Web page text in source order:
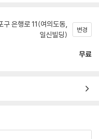
구 은행로 11(여의도동,
일신빌딩)
변경
무료